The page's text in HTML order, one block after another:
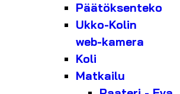
Päätöksenteko
Ukko-Kolin
web-kamera
Koli
Matkailu